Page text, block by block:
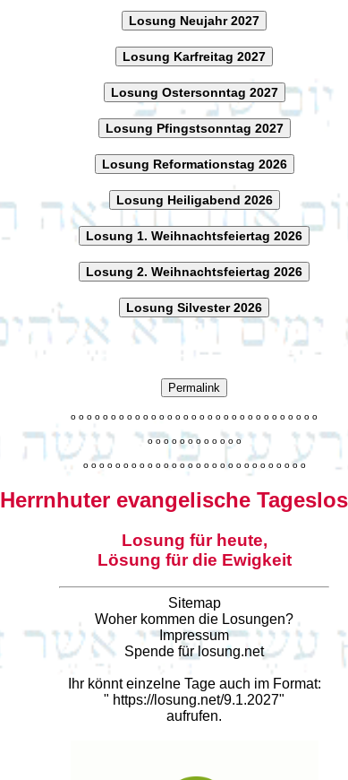
Losung Neujahr 2027
Losung Karfreitag 2027
Losung Ostersonntag 2027
Losung Pfingstsonntag 2027
Losung Reformationstag 2026
Losung Heiligabend 2026
Losung 1. Weihnachtsfeiertag 2026
Losung 2. Weihnachtsfeiertag 2026
Losung Silvester 2026
Permalink
o o o o o o o o o o o o o o o o o o o o o o o o o o o o o o o
o o o o o o o o o o o o
o o o o o o o o o o o o o o o o o o o o o o o o o o o o
Herrnhuter evangelische
Losung für heute,
Lösung für die Ewigkeit
Sitemap
Woher kommen die Losungen?
Impressum
Spende für losung.net
Ihr könnt einzelne Tage auch im Format:
" https://losung.net/9.1.2027"
aufrufen.